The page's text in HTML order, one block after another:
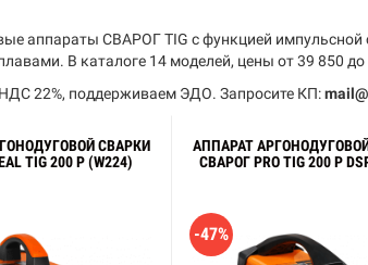
аппараты СВАРОГ TIG с функцией
В каталоге 14 моделей, цены от 39 850 до
22%, поддерживаем ЭДО. Запросите КП:
СВАРКИ
TIG 200 P (W224)
АППАРАТ
СВАРОГ PRO TIG 200 P
-47%